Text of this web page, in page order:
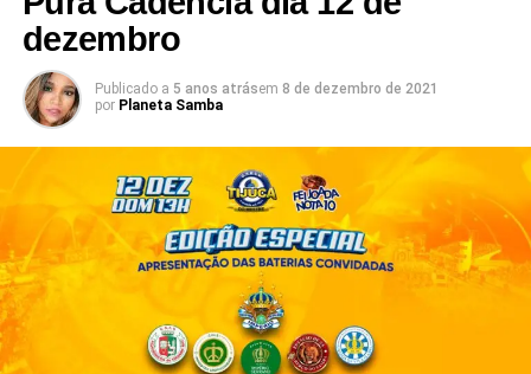
dezembro
Publicado a 5 anos atrásem 8 de dezembro de 2021
por Planeta Samba